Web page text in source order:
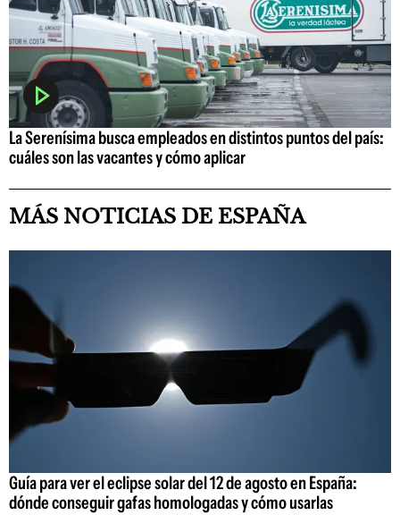
La Serenísima busca empleados en distintos puntos del país:
cuáles son las vacantes y cómo aplicar
MÁS NOTICIAS DE ESPAÑA
Guía para ver el eclipse solar del 12 de agosto en España:
dónde conseguir gafas homologadas y cómo usarlas